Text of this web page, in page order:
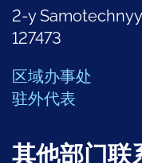
2-y
127473
区域办事处
驻外代表
其他部门联